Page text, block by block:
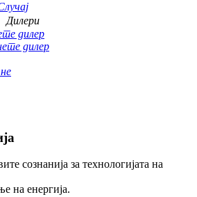
Дилери
дилер
дилер
сознанија за технологијата на
на енергија.